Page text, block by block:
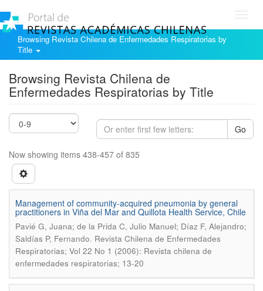
Browsing Revista Chilena de Enfermedades Respiratorias by
Title
Browsing Revista Chilena de
Enfermedades Respiratorias by Title
Go
Now showing items 438-457 of 835
Management of community-acquired pneumonia by general
practitioners in Viña del Mar and Quillota Health Service, Chile
Pavié G, Juana; de la Prida C, Julio Manuel; Díaz F, Alejandro;
Saldías P, Fernando. Revista Chilena de Enfermedades
Respiratorias; Vol 22 No 1 (2006): Revista chilena de
enfermedades respiratorias; 13-20